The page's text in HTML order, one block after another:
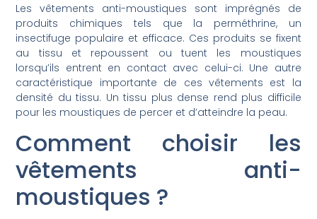
Les vêtements anti-moustiques sont imprégnés de
produits chimiques tels que la perméthrine, un
insectifuge populaire et efficace. Ces produits se fixent
au tissu et repoussent ou tuent les moustiques
lorsqu’ils entrent en contact avec celui-ci. Une autre
caractéristique importante de ces vêtements est la
densité du tissu. Un tissu plus dense rend plus difficile
pour les moustiques de percer et d’atteindre la peau.
Comment choisir les
vêtements anti-
moustiques ?